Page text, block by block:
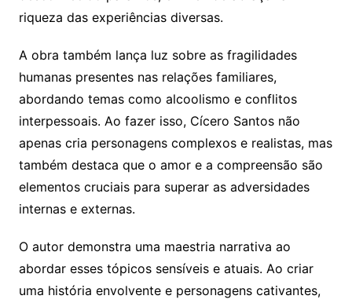
riqueza das experiências diversas.
A obra também lança luz sobre as fragilidades
humanas presentes nas relações familiares,
abordando temas como alcoolismo e conflitos
interpessoais. Ao fazer isso, Cícero Santos não
apenas cria personagens complexos e realistas, mas
também destaca que o amor e a compreensão são
elementos cruciais para superar as adversidades
internas e externas.
O autor demonstra uma maestria narrativa ao
abordar esses tópicos sensíveis e atuais. Ao criar
uma história envolvente e personagens cativantes,